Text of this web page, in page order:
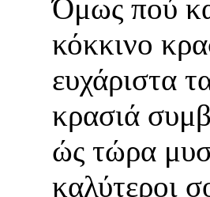
Όμως πού
κόκκινο
ευχάριστα
κρασιά
ώς τώρα
καλύτεροι